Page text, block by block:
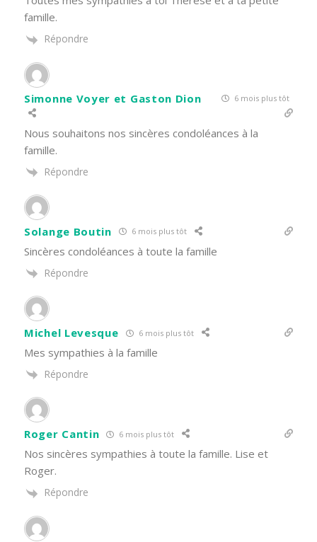
famille.
Répondre
Simonne Voyer et Gaston Dion 6 mois plus tôt
Nous souhaitons nos sincères condoléances à la
famille.
Répondre
Solange Boutin 6 mois plus tôt
Sincères condoléances à toute la famille
Répondre
Michel Levesque 6 mois plus tôt
Mes sympathies à la famille
Répondre
Roger Cantin 6 mois plus tôt
Nos sincères sympathies à toute la famille. Lise et
Roger.
Répondre